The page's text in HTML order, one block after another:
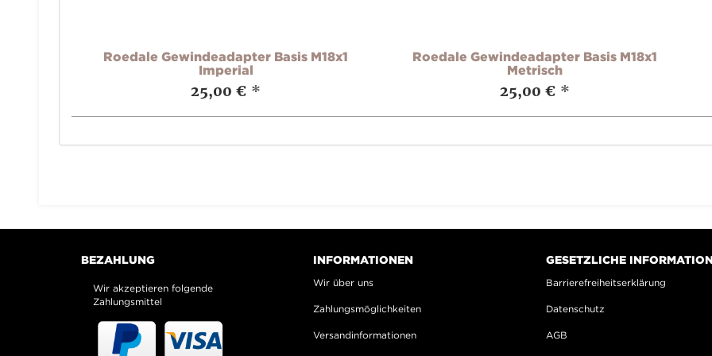
Roedale Gewindeadapter Basis M18x1
Imperial
25,00 € *
Roedale Gewindeadapter Basis M18x1
Metrisch
25,00 € *
BEZAHLUNG
Wir akzeptieren folgende
Zahlungsmittel
INFORMATIONEN
Wir über uns
Zahlungsmöglichkeiten
Versandinformationen
GESETZLICHE
Barrierefreiheitserklärung
Datenschutz
AGB